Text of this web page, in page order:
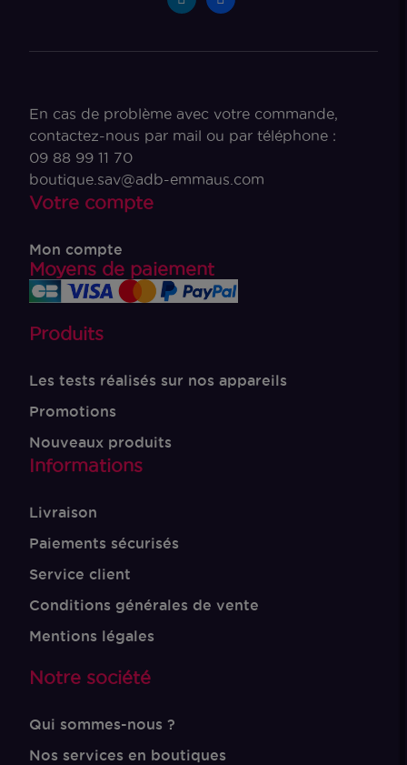
En cas de problème avec votre commande,
contactez-nous par mail ou par téléphone :
09 88 99 11 70
boutique.sav@adb-emmaus.com
Votre compte
Mon compte
Moyens de paiement
Produits
Les tests réalisés sur nos appareils
Promotions
Nouveaux produits
Informations
Livraison
Paiements sécurisés
Service client
Conditions générales de vente
Mentions légales
Notre société
Qui sommes-nous ?
Nos services en boutiques